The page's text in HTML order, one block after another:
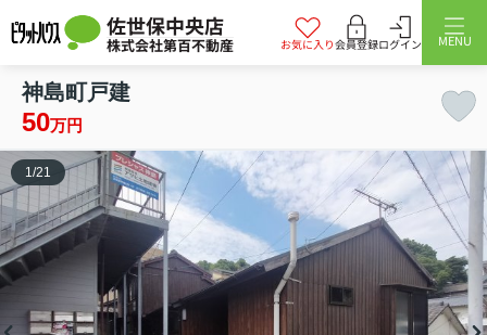
佐世保中央店
株式会社第百不動産 お気に入り会員登録ログイン MENU
神島町戸建
50万円
1 /21